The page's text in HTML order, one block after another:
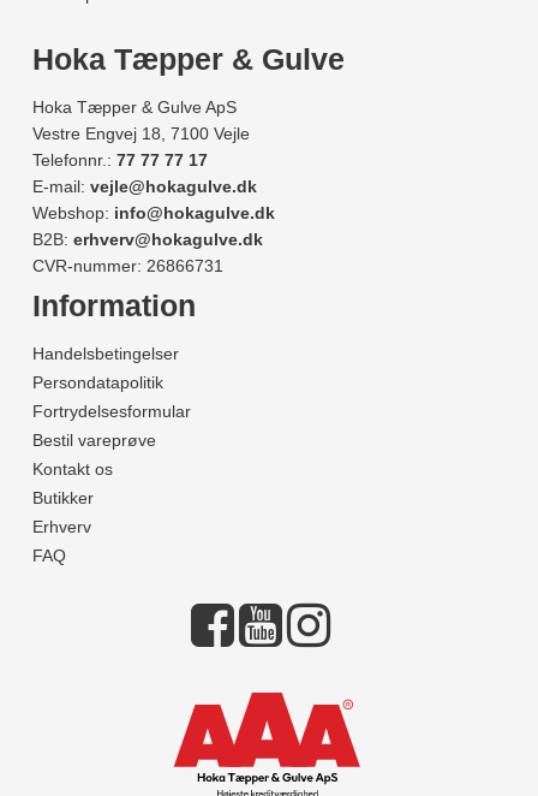
Hoka Tæpper & Gulve
Hoka Tæpper & Gulve ApS
Vestre Engvej 18, 7100 Vejle
Telefonnr.: 77 77 77 17
E-mail: vejle@hokagulve.dk
Webshop: info@hokagulve.dk
B2B: erhverv@hokagulve.dk
CVR-nummer: 26866731
Information
Handelsbetingelser
Persondatapolitik
Fortrydelsesformular
Bestil vareprøve
Kontakt os
Butikker
Erhverv
FAQ